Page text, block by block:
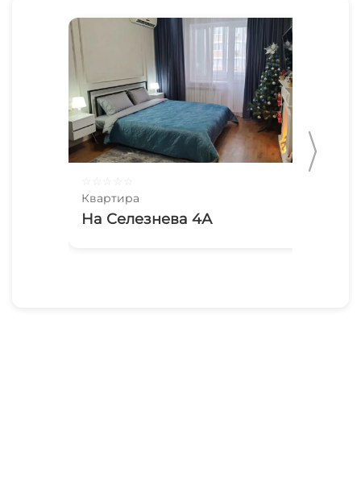
Квартира
На Селезнева 4А